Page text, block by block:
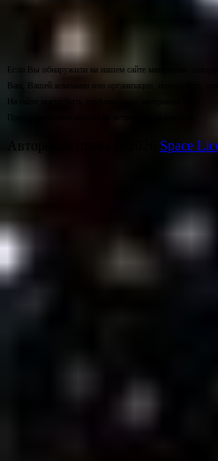
Если Вы обнаружили на нашем сайте материалы,
Вам, Вашей компании или организации, пожалуйста,
На сайте могут быть опубликованы материалы 18+!
При цитировании ссылка на источник обязательна.
Авторские права © 2026 Space